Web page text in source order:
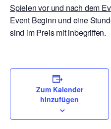
Spielen vor und nach dem
Event Beginn und eine
sind im Preis mit inbegriffen.
Zum Kalender
hinzufügen